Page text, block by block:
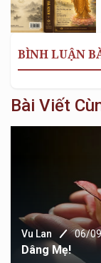
BÌNH LUẬN
Bài Viết
Vu Lan 06/
Dâng Mẹ!